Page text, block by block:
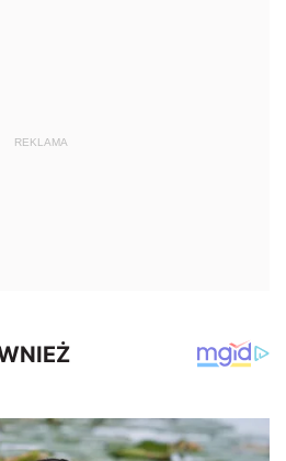
REKLAMA